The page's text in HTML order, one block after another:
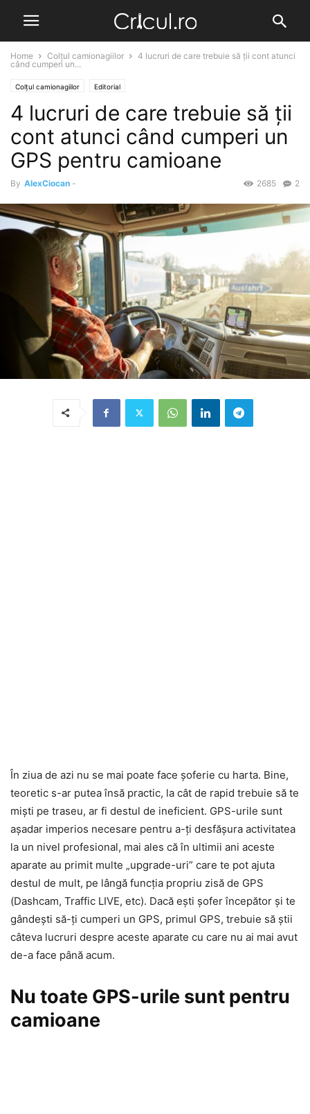
Home Colțul camionagiilor
4 lucruri de care trebuie să ții cont atunci
când cumperi un...
Colțul camionagiilor Editorial
4 lucruri de care trebuie să ții
cont atunci când cumperi un
GPS pentru camioane
By AlexCiocan - 2
2685
În ziua de azi nu se mai poate face șoferie cu harta. Bine,
teoretic s-ar putea însă practic, la cât de rapid trebuie să te
miști pe traseu, ar fi destul de ineficient. GPS-urile sunt
așadar imperios necesare pentru a-ți desfășura activitatea
la un nivel profesional, mai ales că în ultimii ani aceste
aparate au primit multe „upgrade-uri” care te pot ajuta
destul de mult, pe lângă funcția propriu zisă de GPS
(Dashcam, Traffic LIVE, etc). Dacă ești șofer începător și te
gândești să-ți cumperi un GPS, primul GPS, trebuie să știi
câteva lucruri despre aceste aparate cu care nu ai mai avut
de-a face până acum.
Nu toate GPS-urile sunt pentru
camioane